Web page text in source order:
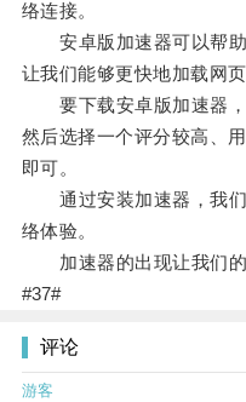
络连接。
安卓版加速器可以帮助
让我们能够更快地加载网
要下载安卓版加速器，
然后选择一个评分较高、
即可。
通过安装加速器，我们
络体验。
加速器的出现让我们的
#37#
评论
游客